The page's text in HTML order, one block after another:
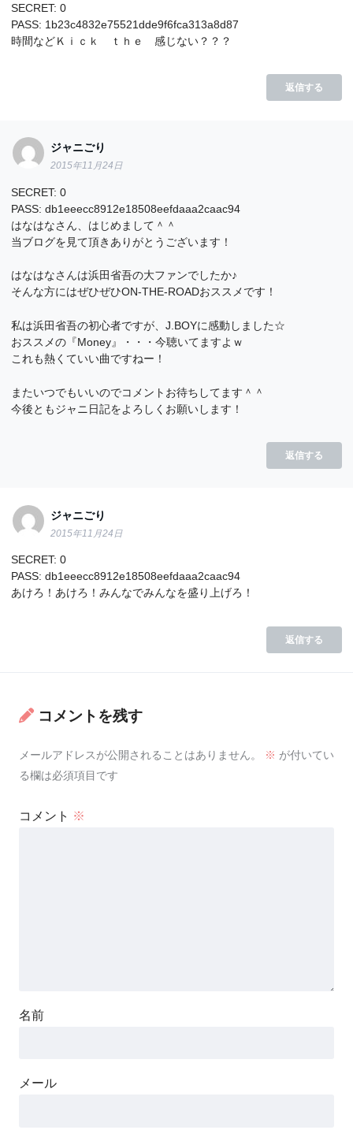
SECRET: 0
PASS: 1b23c4832e75521dde9f6fca313a8d87
時間などＫｉｃｋ ｔｈｅ 感じない？？？
返信する
ジャニごり
2015年11月24日
SECRET: 0
PASS: db1eeecc8912e18508eefdaaa2caac94
はなはなさん、はじめまして＾＾
当ブログを見て頂きありがとうございます！
はなはなさんは浜田省吾の大ファンでしたか♪
そんな方にはぜひぜひON-THE-ROADおススメです！
私は浜田省吾の初心者ですが、J.BOYに感動しました☆
おススメの『Money』・・・今聴いてますよｗ
これも熱くていい曲ですねー！
またいつでもいいのでコメントお待ちしてます＾＾
今後ともジャニ日記をよろしくお願いします！
返信する
ジャニごり
2015年11月24日
SECRET: 0
PASS: db1eeecc8912e18508eefdaaa2caac94
あけろ！あけろ！みんなでみんなを盛り上げろ！
返信する
コメントを残す
メールアドレスが公開されることはありません。 ※ が付いてい
る欄は必須項目です
コメント ※
名前
メール